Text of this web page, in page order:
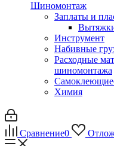
Шиномонтаж
Заплаты и
Инструмент
Набивные
Расходные
шиномонтажа
Химия
Сравнение0